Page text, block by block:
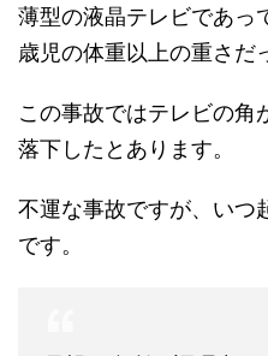
薄型の液晶テレビであっ
歳児の体重以上の重さだ
この事故ではテレビの角
落下したとあります。
不運な事故ですが、いつ
です。